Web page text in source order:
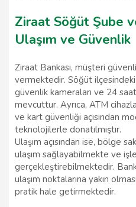
Ziraat Söğüt Şube
Ulaşım ve Güvenlik
Ziraat Bankası, müşteri
vermektedir. Söğüt
güvenlik kameraları ve 24
mevcuttur. Ayrıca, ATM
ve kart güvenliği açısından
teknolojilerle donatılmıştır.
Ulaşım açısından ise, bölge
ulaşım sağlayabilmekte ve
gerçekleştirebilmektedir.
ulaşım noktalarına yakın
pratik hale getirmektedir.